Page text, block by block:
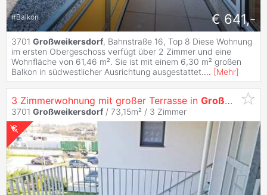
#Balkon € 641,-
3701 Großweikersdorf, Bahnstraße 16, Top 8 Diese Wohnung
im ersten Obergeschoss verfügt über 2 Zimmer und eine
Wohnfläche von 61,46 m². Sie ist mit einem 6,30 m² großen
Balkon in südwestlicher Ausrichtung ausgestattet.... [Mehr]
3 Zimmerwohnung mit großer Terrasse in Großweikersdorf
3701 Großweikersdorf / 73,15m² / 3 Zimmer